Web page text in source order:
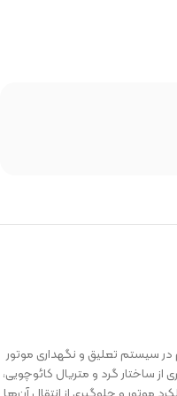
در سیستم تعلیق و نگهداری موتور
ساختار گرد و متریال کائوچویی،